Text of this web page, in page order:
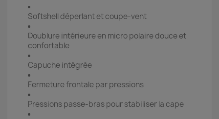
Softshell déperlant et coupe-vent
Doublure intérieure en micro polaire douce et
confortable
Capuche intégrée
Fermeture frontale par pressions
Pressions passe-bras pour stabiliser la cape